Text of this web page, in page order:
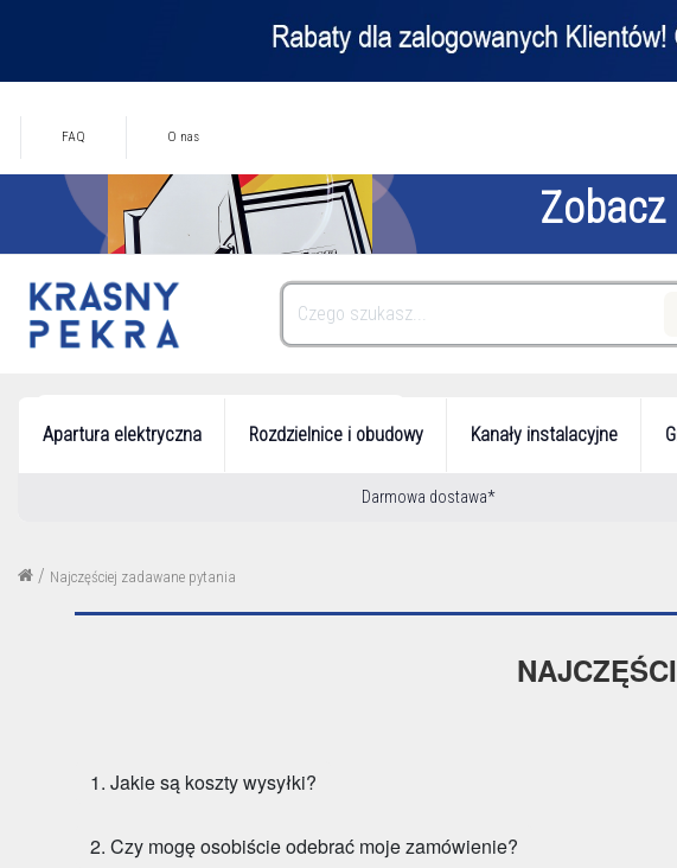
FAQ O nas
Kategorie
Apartura elektryczna Rozdzielnice i obudowy Kanały instalacyjne
Darmowa dostawa*
Najczęściej zadawane pytania
/
1. Jakie są koszty wysyłki?
2. Czy mogę osobiście odebrać moje zamówienie?